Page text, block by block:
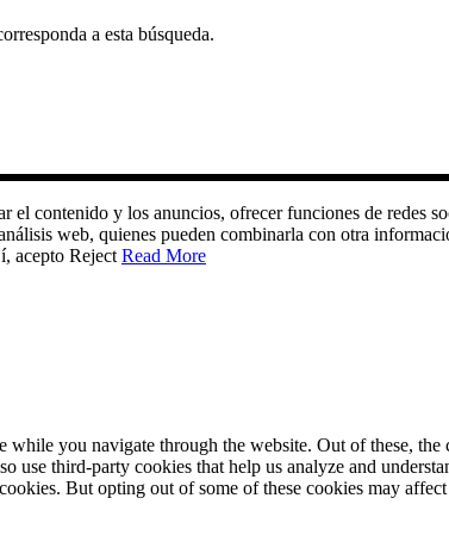
a esta búsqueda.
el contenido y los anuncios, ofrecer funciones de
web, quienes pueden combinarla con otra
acepto Reject Read More
you navigate through the website. Out of these,
use third-party cookies that help us analyze and
But opting out of some of these cookies may